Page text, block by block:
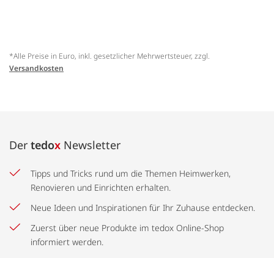
*Alle Preise in Euro, inkl. gesetzlicher Mehrwertsteuer, zzgl.
Versandkosten
Der tedox Newsletter
Tipps und Tricks rund um die Themen Heimwerken,
Renovieren und Einrichten erhalten.
Neue Ideen und Inspirationen für Ihr Zuhause entdecken.
Zuerst über neue Produkte im tedox Online-Shop
informiert werden.